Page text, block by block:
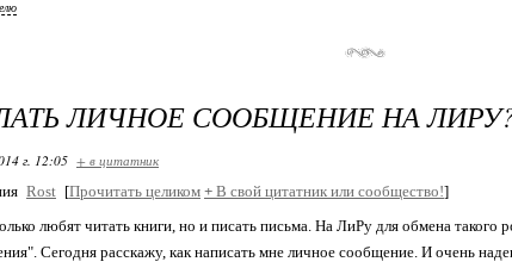
ЛИЧНОЕ СООБЩЕНИЕ НА
г. 12:05 + в цитатник
Rost [Прочитать целиком + В свой цитатник или сообщество!]
любят читать книги, но и писать письма. На ЛиРу для обмена такого
Сегодня расскажу, как написать мне личное сообщение. И очень